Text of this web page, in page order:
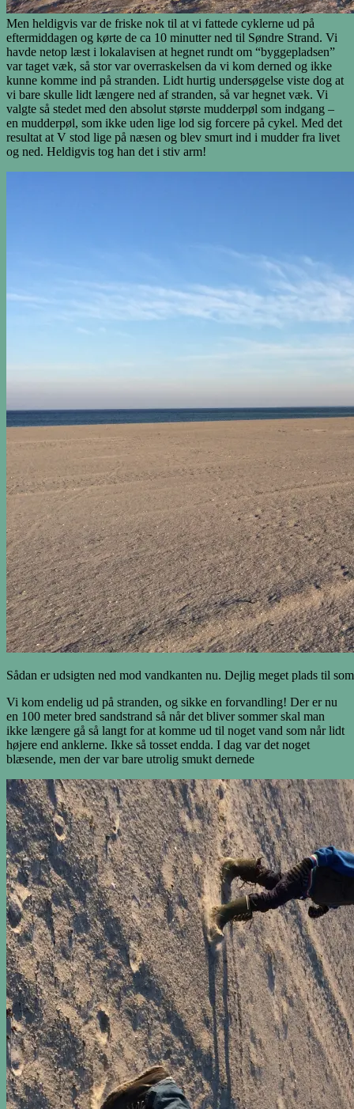
Men heldigvis var de friske nok til at vi fattede cyklerne ud på
eftermiddagen og kørte de ca 10 minutter ned til Søndre Strand. Vi
havde netop læst i lokalavisen at hegnet rundt om “byggepladsen”
var taget væk, så stor var overraskelsen da vi kom derned og ikke
kunne komme ind på stranden. Lidt hurtig undersøgelse viste dog at
vi bare skulle lidt længere ned af stranden, så var hegnet væk. Vi
valgte så stedet med den absolut største mudderpøl som indgang –
en mudderpøl, som ikke uden lige lod sig forcere på cykel. Med det
resultat at V stod lige på næsen og blev smurt ind i mudder fra livet
og ned. Heldigvis tog han det i stiv arm!
Sådan er udsigten ned mod vandkanten nu. Dejlig meget plads til
Vi kom endelig ud på stranden, og sikke en forvandling! Der er nu
en 100 meter bred sandstrand så når det bliver sommer skal man
ikke længere gå så langt for at komme ud til noget vand som når lidt
højere end anklerne. Ikke så tosset endda. I dag var det noget
blæsende, men der var bare utrolig smukt dernede